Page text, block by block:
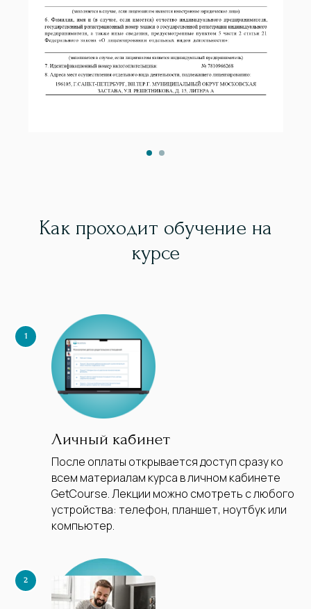
Как проходит обучение на
курсе
Личный кабинет
После оплаты открывается доступ сразу ко
всем материалам курса в личном кабинете
GetCourse. Лекции можно смотреть с любого
устройства: телефон, планшет, ноутбук или
компьютер.